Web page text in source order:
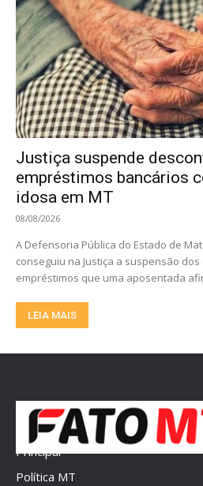
Justiça suspende
empréstimos bancários
idosa em MT
08/08/2026
A Defensoria Pública do Estado de
conseguiu na Justiça a suspensão
empréstimos que uma aposentada
LEIA MAIS
Principal
Política MT